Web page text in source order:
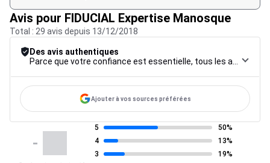
Avis pour FIDUCIAL Expertise Manosque
Total : 29 avis depuis 13/12/2018
Des avis authentiques
Ajouter à vos sources préférées
-
5
50%
4
13%
3
19%